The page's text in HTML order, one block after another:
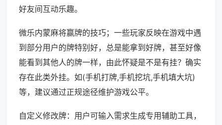
好友间互动乐趣。
微乐内蒙麻将赢牌的技巧；一些玩家反映在游戏中遇
到部分用户的牌特别好，总是能拿到好牌，甚至好像
能看到其他人的牌一样，由此怀疑是不是有挂？确实
存在此类外挂。如(手机打牌,手机挖坑,手机填大坑)
等，建议通过正规途径维护游戏公平。
自定义修改牌：用户可输入需求生成专用辅助工具，